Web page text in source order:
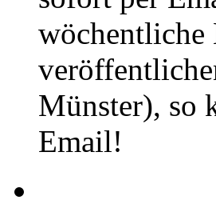
wöchentliche
Münster), so
Email!